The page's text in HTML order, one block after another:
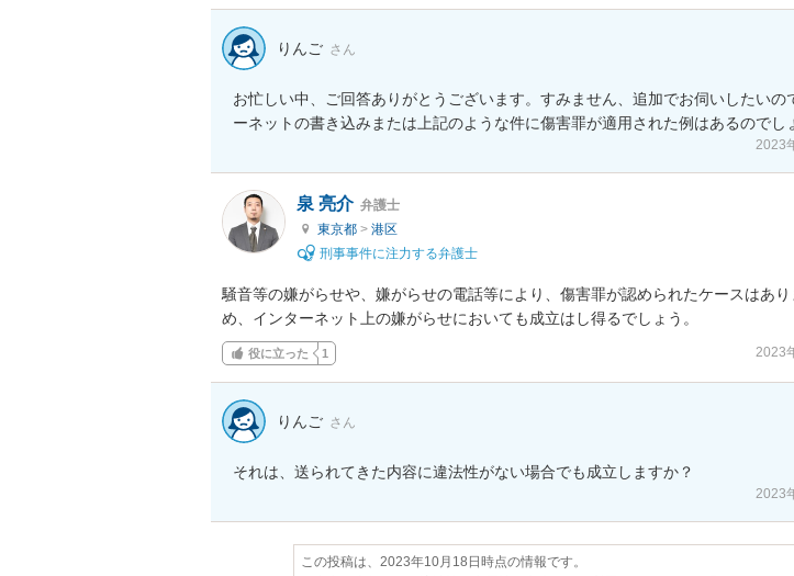
りんご さん
お忙しい中、ご回答ありがとうございます。すみません、追加でお伺いしたいの
ーネットの書き込みまたは上記のような件に傷害罪が適用された例はあるのでし
2023
泉 亮介 弁護士
東京都 > 港区
刑事事件に注力する弁護士
騒音等の嫌がらせや、嫌がらせの電話等により、傷害罪が認められたケースはあり
め、インターネット上の嫌がらせにおいても成立はし得るでしょう。
役に立った 1 2023
りんご さん
それは、送られてきた内容に違法性がない場合でも成立しますか？
2023
この投稿は、2023年10月18日時点の情報です。